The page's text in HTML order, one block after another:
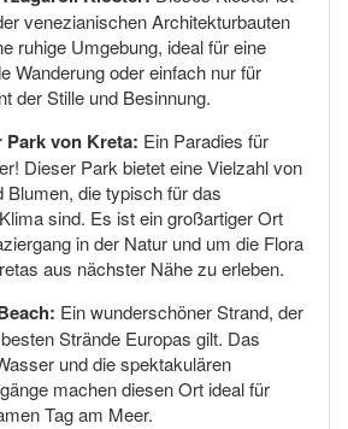
venezianischen Architekturbauten
ruhige Umgebung, ideal für eine
Wanderung oder einfach nur für
der Stille und Besinnung.
von Kreta: Ein Paradies für
Dieser Park bietet eine Vielzahl von
Blumen, die typisch für das
sind. Es ist ein großartiger Ort
in der Natur und um die Flora
aus nächster Nähe zu erleben.
Ein wunderschöner Strand, der
Strände Europas gilt. Das
und die spektakulären
machen diesen Ort ideal für
Tag am Meer.